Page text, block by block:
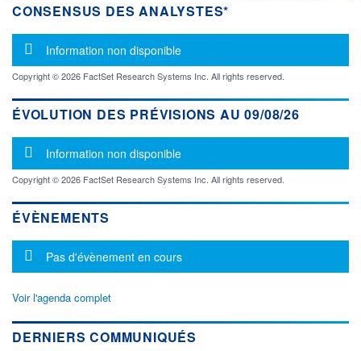
CONSENSUS DES ANALYSTES*
Message d'information
Information non disponible
Copyright © 2026 FactSet Research Systems Inc. All rights reserved.
ÉVOLUTION DES PRÉVISIONS AU 09/08/26
Message d'information
Information non disponible
Copyright © 2026 FactSet Research Systems Inc. All rights reserved.
ÉVÈNEMENTS
Message d'information
Pas d'évènement en cours
Voir l'agenda complet
DERNIERS COMMUNIQUÉS